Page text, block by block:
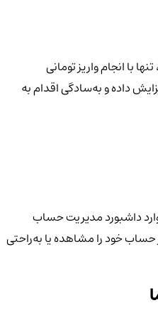
با انجام واریز تومانی
داده و به‌سادگی اقدام به
داشبورد مدیریت حساب
خود را مشاهده یا به‌راحتی